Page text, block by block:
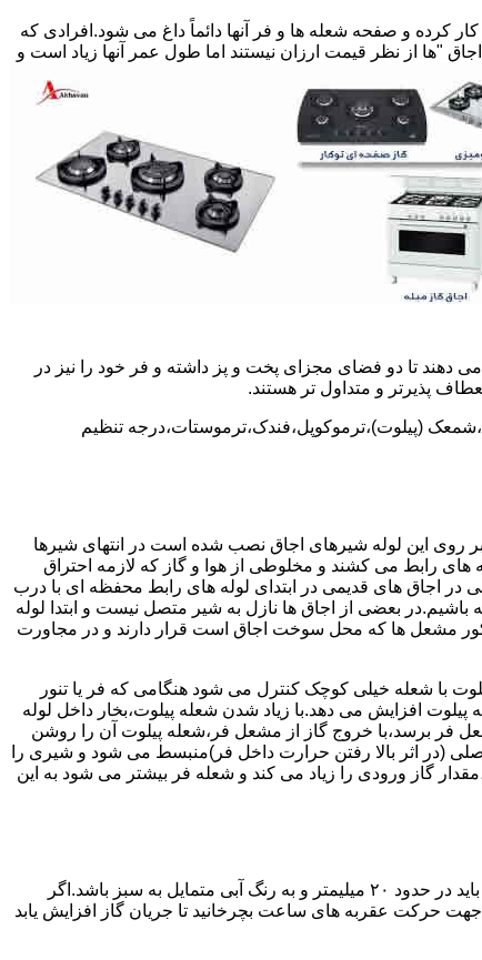
کرده و صفحه شعله ها و فر آنها دائماً داغ می شود.افرادی که
"ها از نظر قیمت ارزان نیستند اما طول عمر آنها زیاد است و
دهند تا دو فضای مجزای پخت و پز داشته و فر خود را نیز در
پذیرتر و متداول تر هستند.
(پیلوت)،ترموکوپل،فندک،ترموستات،درجه تنظیم
روی این لوله شیرهای اجاق نصب شده است در انتهای شیرها
های رابط می کشند و مخلوطی از هوا و گاز که لازمه احتراق
در اجاق های قدیمی در ابتدای لوله های رابط محفظه ای با درب
بعضی از اجاق ها نازل به شیر متصل نیست و ابتدا لوله
مشعل ها که محل سوخت اجاق است قرار دارند و در مجاورت
با شعله خیلی کوچک کنترل می شود هنگامی که فر یا تنور
افزایش می دهد.با زیاد شدن شعله پیلوت،بخار داخل لوله
فر برسد،با خروج گاز از مشعل فر،شعله پیلوت آن را روشن
(در اثر بالا رفتن حرارت داخل فر)منبسط می شود و شیری را
گاز ورودی را زیاد می کند و شعله فر بیشتر می شود به این
هنگامی که یک دکمه کنترل مشعل در زیادترین حد خود باشد،دوره مشعل باید آبی بسوزد و داخل آن یعنی در قسمت وسط مشعل ارتفاع شعله باید در حدود ۲۰ میلیمتر و به رنگ آبی متمایل به سبز باشد.اگر
حرکت عقربه های ساعت بچرخانید تا جریان گاز افزایش یابد